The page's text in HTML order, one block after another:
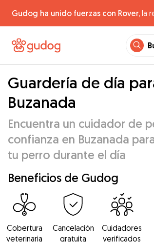
Gudog ha unido fuerzas con Rover, la
Guardería de día
Buzanada
Encuentra un cuidador de
confianza en Buzanada
tu perro durante el día
Beneficios de Gudog
Cobertura
veterinaria
Cancelación
gratuita
Cuidadores
verificados